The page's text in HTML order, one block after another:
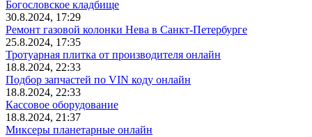
Богословское кладбище
30.8.2024, 17:29
Ремонт газовой колонки Нева в Санкт-Петербурге
25.8.2024, 17:35
Тротуарная плитка от производителя онлайн
18.8.2024, 22:33
Подбор запчастей по VIN коду онлайн
18.8.2024, 22:33
Кассовое оборудование
18.8.2024, 21:37
Миксеры планетарные онлайн